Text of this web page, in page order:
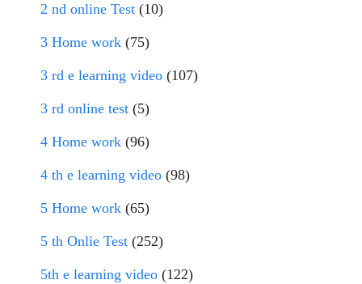
2 nd online Test (10)
3 Home work (75)
3 rd e learning video (107)
3 rd online test (5)
4 Home work (96)
4 th e learning video (98)
5 Home work (65)
5 th Onlie Test (252)
5th e learning video (122)